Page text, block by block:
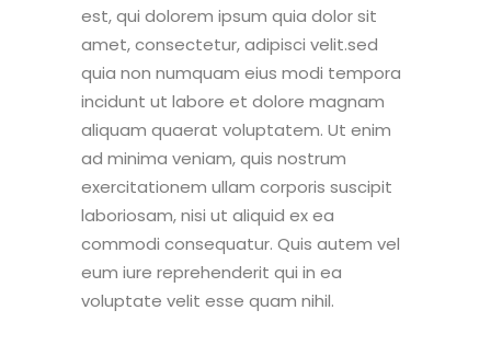
est, qui dolorem ipsum quia dolor sit
amet, consectetur, adipisci velit.sed
quia non numquam eius modi tempora
incidunt ut labore et dolore magnam
aliquam quaerat voluptatem. Ut enim
ad minima veniam, quis nostrum
exercitationem ullam corporis suscipit
laboriosam, nisi ut aliquid ex ea
commodi consequatur. Quis autem vel
eum iure reprehenderit qui in ea
voluptate velit esse quam nihil.